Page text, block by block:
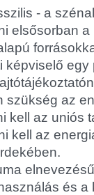
- a
elsősorban
képviselő
szükség az
kell az uniós
kell az
és